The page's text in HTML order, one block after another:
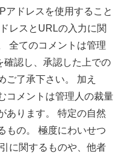
アドレスを使用すること
レスとURLの入力に関
全てのコメントは管理
確認し、承認した上での
ご了承下さい。 加え
コメントは管理人の裁量
あります。 特定の自然
もの。 極度にわいせつ
に関するものや、他者